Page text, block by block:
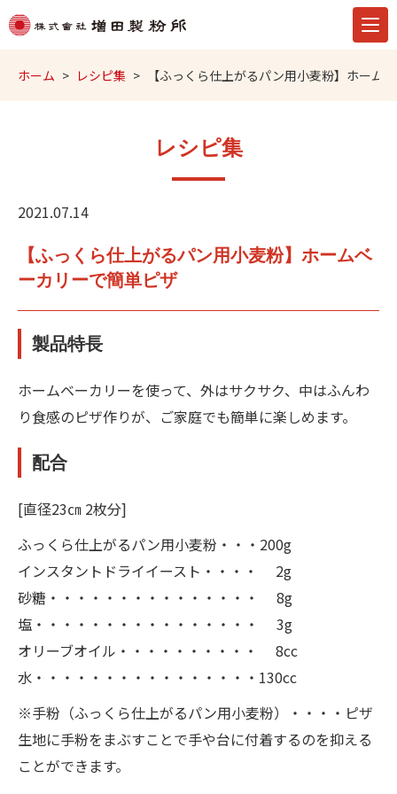
ホーム レシピ集 【ふっくら仕上がるパン用小麦粉】ホーム
レシピ集
2021.07.14
【ふっくら仕上がるパン用小麦粉】ホームベ
ーカリーで簡単ピザ
製品特長
ホームベーカリーを使って、外はサクサク、中はふんわ
り食感のピザ作りが、ご家庭でも簡単に楽しめます。
配合
[直径23㎝ 2枚分]
ふっくら仕上がるパン用小麦粉・・・200g
インスタントドライイースト・・・・ 2g
砂糖・・・・・・・・・・・・・・・ 8g
塩・・・・・・・・・・・・・・・・ 3g
オリーブオイル・・・・・・・・・・ 8cc
水・・・・・・・・・・・・・・・・130cc
※手粉（ふっくら仕上がるパン用小麦粉）・・・・ピザ
生地に手粉をまぶすことで手や台に付着するのを抑える
ことができます。